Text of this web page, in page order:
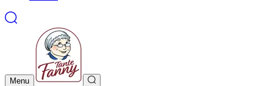
Menu